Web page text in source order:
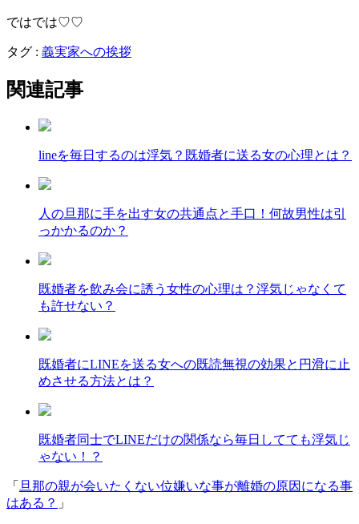
ではでは♡♡
タグ : 義実家への挨拶
関連記事
lineを毎日するのは浮気？既婚者に送る女の心理とは？
人の旦那に手を出す女の共通点と手口！何故男性は引
っかかるのか？
既婚者を飲み会に誘う女性の心理は？浮気じゃなくて
も許せない？
既婚者にLINEを送る女への既読無視の効果と円滑に止
めさせる方法とは？
既婚者同士でLINEだけの関係なら毎日してても浮気じ
ゃない！？
「 旦那の親が会いたくない位嫌いな事が離婚の原因になる事
はある？ 」